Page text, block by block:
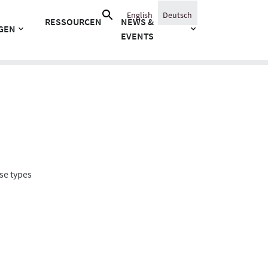
RESSOURCEN
NEWS &
EVENTS
Suche
nach:
English Deutsch
types